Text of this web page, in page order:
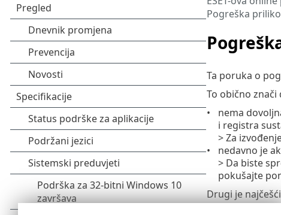
Pogreška
Ta poruka o
To obično
nema
i registra
> Za
nedavno je
> Da biste
pokušajte
Drugi je